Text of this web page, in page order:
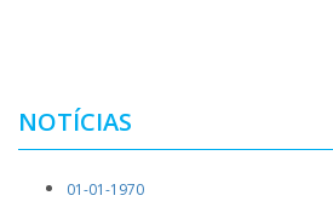
NOTÍCIAS
01-01-1970